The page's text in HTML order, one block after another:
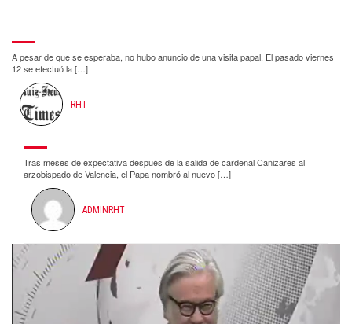
A pesar de que se esperaba, no hubo anuncio de una visita papal. El pasado viernes
12 se efectuó la […]
RHT
Tras meses de expectativa después de la salida de cardenal Cañizares al
arzobispado de Valencia, el Papa nombró al nuevo […]
ADMINRHT